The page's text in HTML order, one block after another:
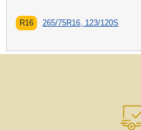
R16 265/75R16, 123/120S